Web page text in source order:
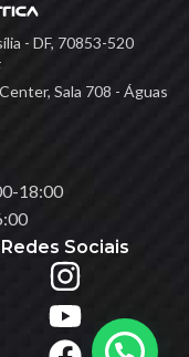
- DF, 70853-520
Sala 708 - Águas
18:00
Redes Sociais